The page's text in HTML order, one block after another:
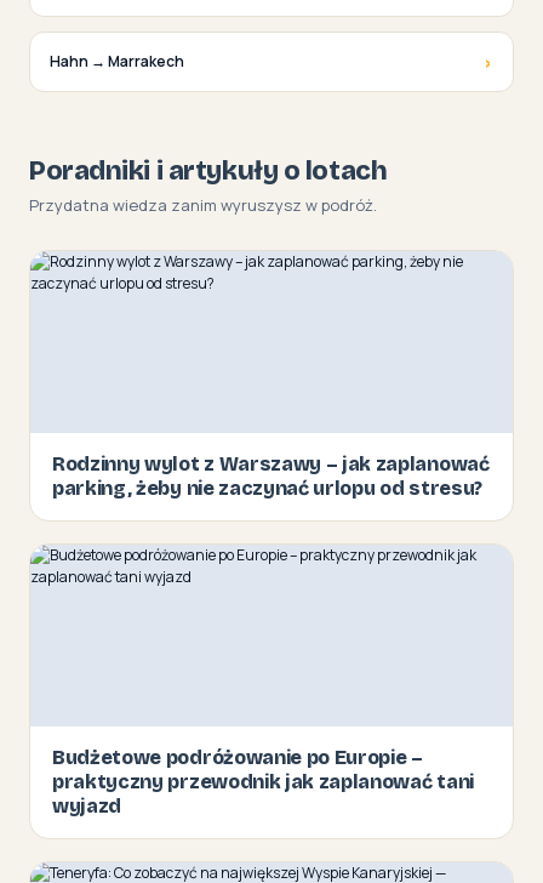
Hahn → Marrakech ›
Poradniki i artykuły o lotach
Przydatna wiedza zanim wyruszysz w podróż.
Rodzinny wylot z Warszawy – jak zaplanować
parking, żeby nie zaczynać urlopu od stresu?
Budżetowe podróżowanie po Europie –
praktyczny przewodnik jak zaplanować tani
wyjazd